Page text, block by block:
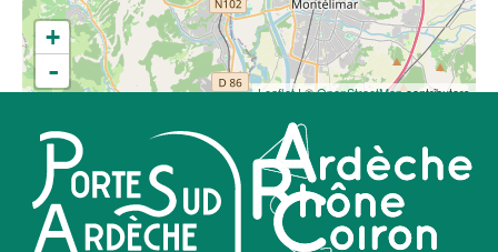
+
-
Leaflet| ©OpenStreetMapcontributors